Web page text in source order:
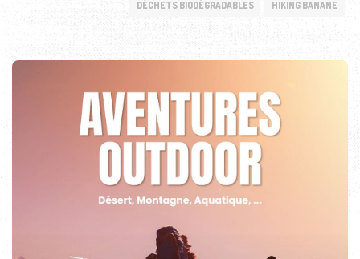
DÉCHETS BIODÉGRADABLES HIKING BANANE